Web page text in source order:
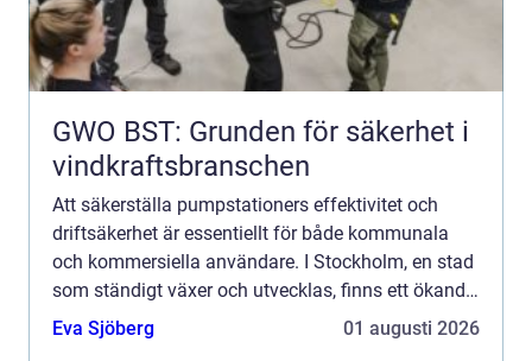
GWO BST: Grunden för säkerhet i
vindkraftsbranschen
Att säkerställa pumpstationers effektivitet och
driftsäkerhet är essentiellt för både kommunala
och kommersiella användare. I Stockholm, en stad
som ständigt växer och utvecklas, finns ett ökande
beh...
Eva Sjöberg 01 augusti 2026